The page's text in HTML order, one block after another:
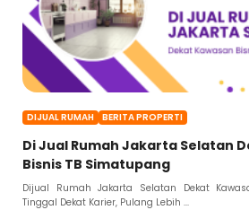
DIJUAL RUMAH BERITA PROPERTI
Di Jual Rumah Jakarta Selatan
Bisnis TB Simatupang
Dijual Rumah Jakarta Selatan Dekat
Tinggal Dekat Karier, Pulang Lebih ...